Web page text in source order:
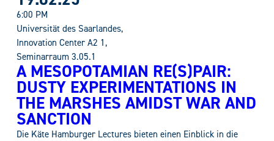
6:00 PM
Universität des Saarlandes,
Innovation Center A2 1,
Seminarraum 3.05.1
A MESOPOTAMIAN RE(S)PAIR:
DUSTY EXPERIMENTATIONS IN
THE MARSHES AMIDST WAR AND
SANCTION
Die Käte Hamburger Lectures bieten einen Einblick in die